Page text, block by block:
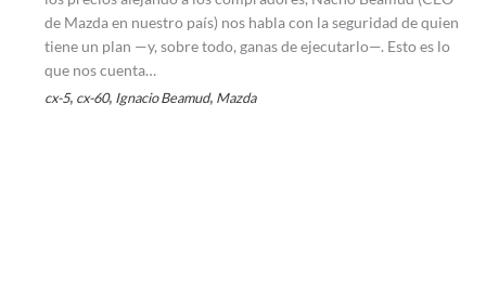
de Mazda en nuestro país) nos habla con la seguridad de quien
tiene un plan —y, sobre todo, ganas de ejecutarlo—. Esto es lo
que nos cuenta…
cx-5, cx-60, Ignacio Beamud, Mazda